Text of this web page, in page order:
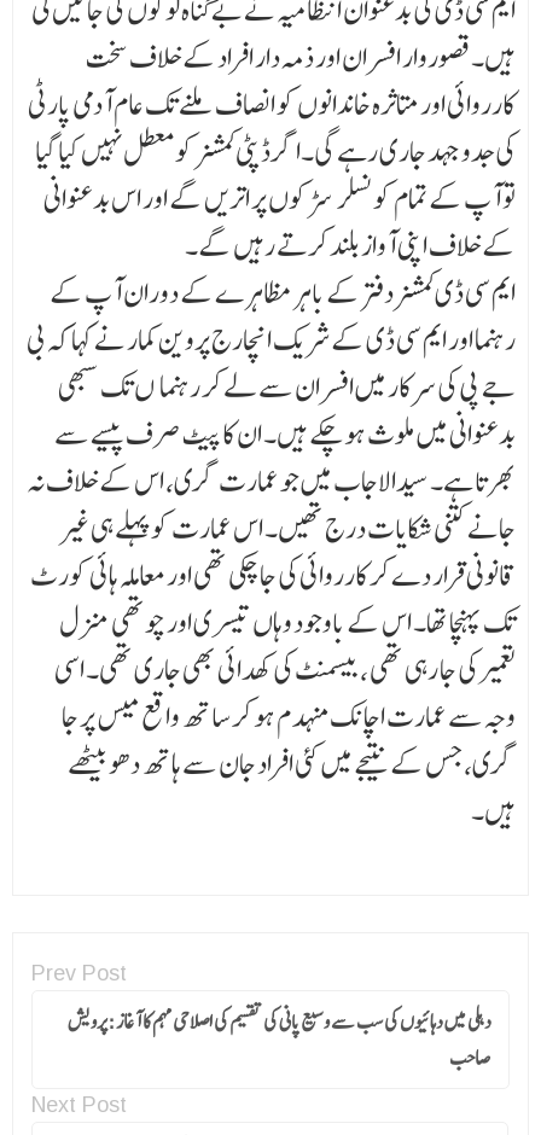
ایم سی ڈی کی بدعنوان انتظامیہ نے بے گناہ لوگوں کی جانیں لی
ہیں۔ قصوروار افسران اور ذمہ دار افراد کے خلاف سخت
کارروائی اور متاثرہ خاندانوں کو انصاف ملنے تک عام آدمی پارٹی
کی جدوجہد جاری رہے گی۔اگر ڈپٹی کمشنر کو معطل نہیں کیا گیا
تو آپ کے تمام کونسلر سڑکوں پر اتریں گے اور اس بدعنوانی
کے خلاف اپنی آواز بلند کرتے رہیں گے۔
ایم سی ڈی کمشنر دفتر کے باہر مظاہرے کے دوران آپ کے
رہنما اور ایم سی ڈی کے شریک انچارج پرو ین کمار نے کہا کہ بی
جے پی کی سرکار میں افسران سے لے کر رہنما ¶ں تک سبھی
بدعنوانی میں ملوث ہو چکے ہیں۔ ان کا پیٹ صرف پیسے سے
بھرتا ہے۔ سیدالاجاب میں جو عمارت گری، اس کے خلاف نہ
جانے کتنی شکایات درج تھیں۔ اس عمارت کو پہلے ہی غیر
قانونی قرار دے کر کارروائی کی جا چکی تھی اور معاملہ ہائی کورٹ
تک پہنچا تھا۔ اس کے باوجود وہاں تیسری اور چوتھی منزل
تعمیر کی جا رہی تھی ، بیسمنٹ کی کھدائی بھی جاری تھی۔ اسی
وجہ سے عمارت اچانک منہدم ہو کر ساتھ واقع میس پر جا
گری، جس کے نتیجے میں کئی افراد جان سے ہاتھ دھو بیٹھے
ہیں۔
Prev Post
دہلی میں دہائیوں کی سب سے وسیع پانی کی تقسیم کی اصلاحی مہم کا آغاز :پرویش
صاحب
Next Post